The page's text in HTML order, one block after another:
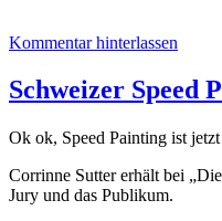
Kommentar hinterlassen
Schweizer Speed
Ok ok, Speed Painting ist
Corrinne Sutter erhält bei
Jury und das Publikum.